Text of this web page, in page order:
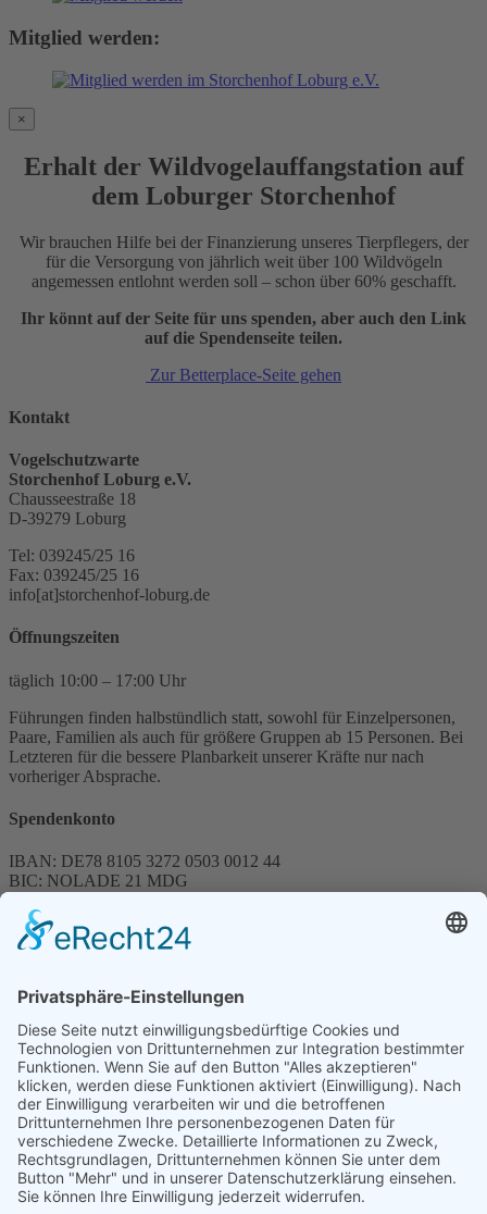
Mitglied werden:
×
Erhalt der Wildvogelauffangstation auf
dem Loburger Storchenhof
Wir brauchen Hilfe bei der Finanzierung unseres Tierpflegers, der
für die Versorgung von jährlich weit über 100 Wildvögeln
angemessen entlohnt werden soll – schon über 60% geschafft.
Ihr könnt auf der Seite für uns spenden, aber auch den Link
auf die Spendenseite teilen.
Zur Betterplace-Seite gehen
Kontakt
Vogelschutzwarte
Storchenhof Loburg e.V.
Chausseestraße 18
D-39279 Loburg
Tel: 039245/25 16
Fax: 039245/25 16
info[at]storchenhof-loburg.de
Öffnungszeiten
täglich 10:00 – 17:00 Uhr
Führungen finden halbstündlich statt, sowohl für Einzelpersonen,
Paare, Familien als auch für größere Gruppen ab 15 Personen. Bei
Letzteren für die bessere Planbarkeit unserer Kräfte nur nach
vorheriger Absprache.
Spendenkonto
IBAN: DE78 8105 3272 0503 0012 44
BIC: NOLADE 21 MDG
Spenden können steuerlich abgesetzt werden
Förderung
© 1987 – 2025
Storchenhof Loburg e.V.
Alle Rechte vorbehalten.
Cookie-Einstellungen
Navigation überspringen